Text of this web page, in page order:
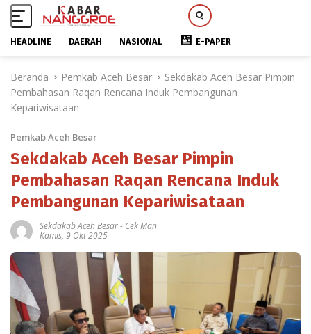
HEADLINE DAERAH NASIONAL E-PAPER
Beranda Pemkab Aceh Besar
Sekdakab Aceh Besar Pimpin
Pembahasan Raqan Rencana Induk Pembangunan
Kepariwisataan
Pemkab Aceh Besar
Sekdakab Aceh Besar Pimpin
Pembahasan Raqan Rencana Induk
Pembangunan Kepariwisataan
Sekdakab Aceh Besar- Cek Man
Kamis, 9 Okt 2025